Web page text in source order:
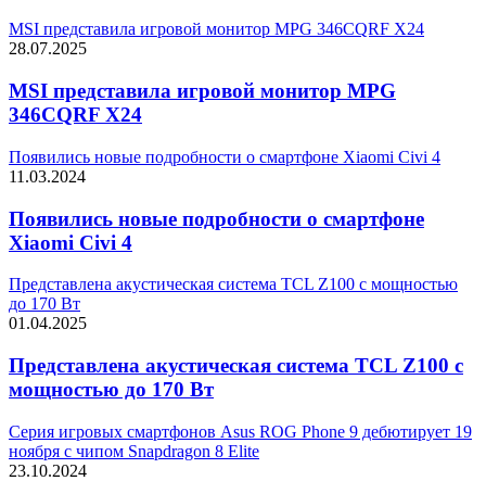
MSI представила игровой монитор MPG 346CQRF X24
28.07.2025
MSI представила игровой монитор MPG
346CQRF X24
Появились новые подробности о смартфоне Xiaomi Civi 4
11.03.2024
Появились новые подробности о смартфоне
Xiaomi Civi 4
Представлена акустическая система TCL Z100 с мощностью
до 170 Вт
01.04.2025
Представлена акустическая система TCL Z100 с
мощностью до 170 Вт
Серия игровых смартфонов Asus ROG Phone 9 дебютирует 19
ноября с чипом Snapdragon 8 Elite
23.10.2024